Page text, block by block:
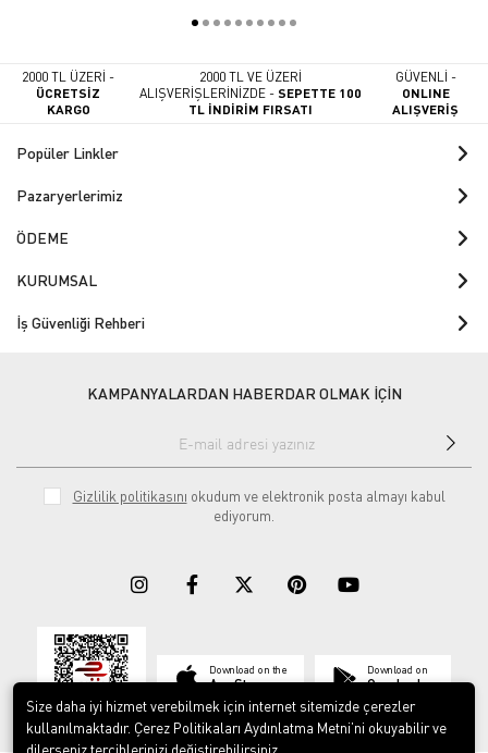
2000 TL ÜZERİ -
ÜCRETSİZ
KARGO
2000 TL VE ÜZERİ
ALIŞVERİŞLERİNİZDE -SEPETTE 100
TL İNDİRİM FIRSATI
GÜVENLİ -
ONLINE
ALIŞVERİŞ
Popüler Linkler
Pazaryerlerimiz
ÖDEME
KURUMSAL
İş Güvenliği Rehberi
KAMPANYALARDAN HABERDAR OLMAK İÇİN
Gizlilik politikasını okudum ve elektronik posta almayı kabul
ediyorum.
Download on the
App Store
Download on
Google play
Size daha iyi hizmet verebilmek için internet sitemizde çerezler
kullanılmaktadır. Çerez Politikaları Aydınlatma Metni’ni okuyabilir ve